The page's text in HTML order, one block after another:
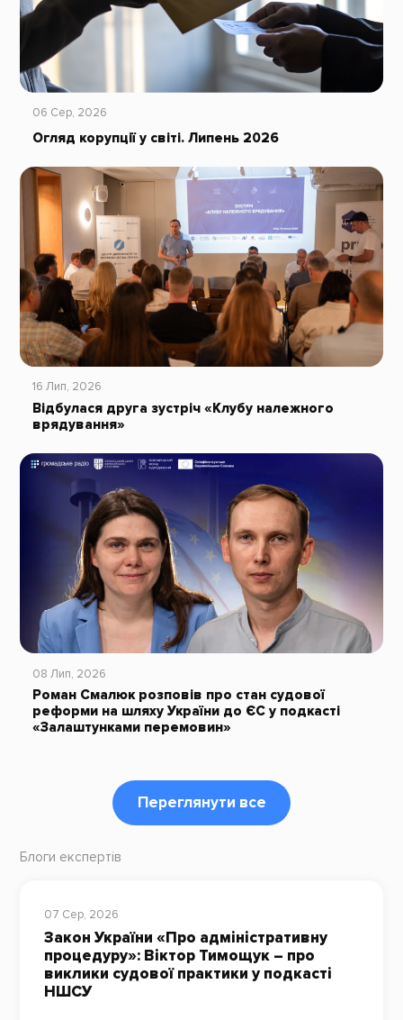
06 Сер, 2026
Огляд корупції у світі. Липень 2026
16 Лип, 2026
Відбулася друга зустріч «Клубу належного
врядування»
08 Лип, 2026
Роман Смалюк розповів про стан судової
реформи на шляху України до ЄС у подкасті
«Залаштунками перемовин»
Переглянути все
Блоги експертів
07 Сер, 2026
Закон України «Про адміністративну
процедуру»: Віктор Тимощук – про
виклики судової практики у подкасті
НШСУ